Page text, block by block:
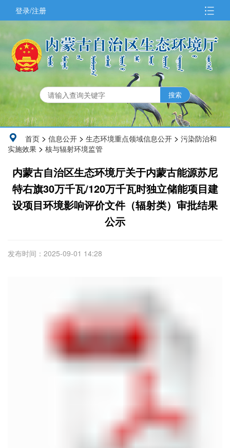
登录/注册
首页 > 信息公开 > 生态环境重点领域信息公开 > 污染防治和
实施效果 > 核与辐射环境监管
内蒙古自治区生态环境厅关于内蒙古能源苏尼
特右旗30万千瓦/120万千瓦时独立储能项目建
设项目环境影响评价文件（辐射类）审批结果
公示
发布时间：2025-09-01 14:28